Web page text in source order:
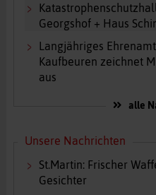
Georgshof + Haus
Langjähriges
Kaufbeuren zeichnet
aus
alle
Unsere Nachrichten
St.Martin: Frischer
Gesichter